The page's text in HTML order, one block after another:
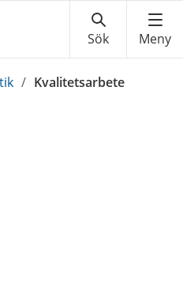
/ Kvalitetsarbete